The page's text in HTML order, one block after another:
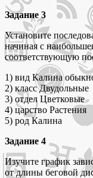
Задание 3
Установите
начиная с
соответствующую
1) вид Калина
2) класс Двудольные
3) отдел Цветковые
4) царство Растения
5) род Калина
Задание 4
Изучите график
от длины беговой